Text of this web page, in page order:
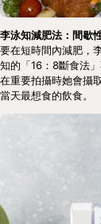
李泳知減肥法：間歇
要在短時間內減肥，
知的「16：8斷食法
在重要拍攝時她會攝
當天最想食的飲食。